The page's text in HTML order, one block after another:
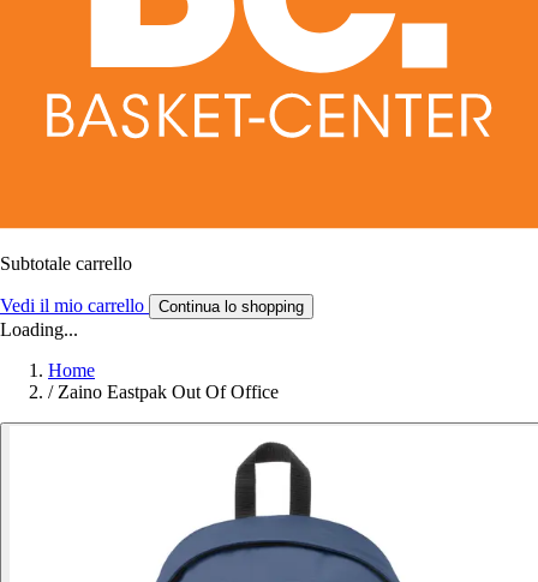
Subtotale carrello
Vedi il mio carrello Continua lo shopping
Loading...
Home
/ Zaino Eastpak Out Of Office